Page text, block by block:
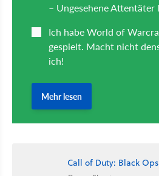
Call of Duty: Black Ops